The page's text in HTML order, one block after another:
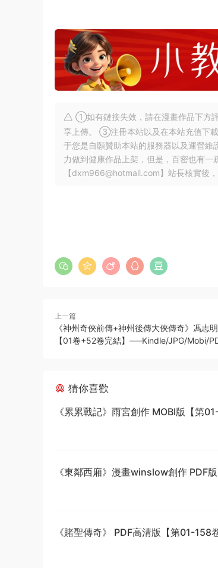
①如有鏈接失效，請在漫畫作品下方
享上傳。 ③注冊本站以及在本站充值下
于您是自願贊助本站的服務器以及運營
力做到健康作品上架，但是，百密也有
【dxm966@hotmail.com】站長核實後
上一篇
《神州奇俠前傳+神州後傳大俠傳奇》馮志
【01卷+52卷完結】—–Kindle/JPG/Mobi/
猜你喜歡
《累累戰記》雨宮創作 MOBI版【第
《東鄰西廂》漫畫winslow創作 PDF
《賭聖傳奇》 PDF高清版【第01-158